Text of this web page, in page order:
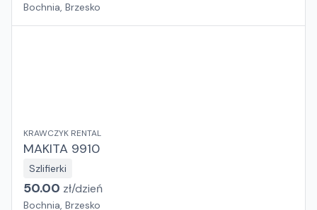
Bochnia, Brzesko
KRAWCZYK RENTAL
MAKITA 9910
Szlifierki
50.00 zł/dzień
Bochnia, Brzesko